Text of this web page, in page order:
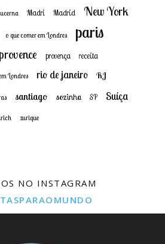
Madri Madrid New York
o que comer em Londres paris
provence provença receita
Londres rio de janeiro RJ
santiago sozinha SP Suíça
zurique
NO INSTAGRAM